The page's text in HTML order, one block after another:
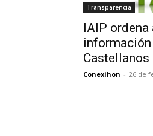
Transparencia
IAIP ordena
Castellanos
Conexihon - 26 de